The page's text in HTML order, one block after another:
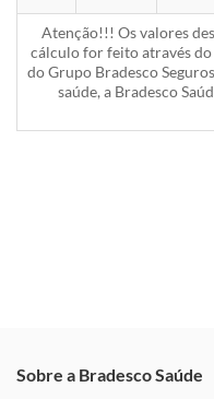
Atenção!!! Os valores
cálculo for feito através do
do Grupo Bradesco
saúde, a Bradesco
Sobre a Bradesco Saúde